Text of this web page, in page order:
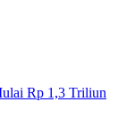
Rp 1,3 Triliun